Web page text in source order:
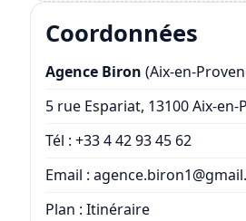
Coordonnées
Agence Biron (Aix-en-
5 rue Espariat, 13100 Aix-en-
Tél : +33 4 42 93 45 62
Email :
Plan : Itinéraire